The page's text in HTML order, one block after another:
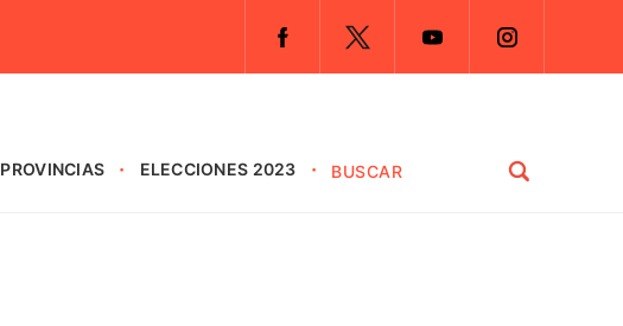
PROVINCIAS ELECCIONES 2023